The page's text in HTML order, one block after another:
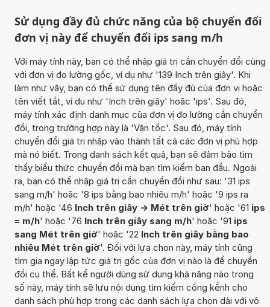
Sử dụng đầy đủ chức năng của bộ chuyển đổi
đơn vị này để chuyển đổi ips sang m/h
Với máy tính này, bạn có thể nhập giá trị cần chuyển đổi cùng
với đơn vị đo lường gốc, ví dụ như '139 Inch trên giây'. Khi
làm như vậy, bạn có thể sử dụng tên đầy đủ của đơn vị hoặc
tên viết tắt, ví dụ như 'Inch trên giây' hoặc 'ips'. Sau đó,
máy tính xác định danh mục của đơn vị đo lường cần chuyển
đổi, trong trường hợp này là 'Vận tốc'. Sau đó, máy tính
chuyển đổi giá trị nhập vào thành tất cả các đơn vị phù hợp
mà nó biết. Trong danh sách kết quả, bạn sẽ đảm bảo tìm
thấy biểu thức chuyển đổi mà bạn tìm kiếm ban đầu. Ngoài
ra, bạn có thể nhập giá trị cần chuyển đổi như sau: '31 ips
sang m/h' hoặc '8 ips bằng bao nhiêu m/h' hoặc '9 ips ra
m/h' hoặc '46 Inch trên giây -> Mét trên giờ' hoặc '61 ips
= m/h' hoặc '76 Inch trên giây sang m/h' hoặc '91 ips
sang Mét trên giờ' hoặc '22 Inch trên giây bằng bao
nhiêu Mét trên giờ'. Đối với lựa chọn này, máy tính cũng
tìm gia ngay lập tức giá trị gốc của đơn vị nào là để chuyển
đổi cụ thể. Bất kể người dùng sử dụng khả năng nào trong
số này, máy tính sẽ lưu nội dung tìm kiếm cồng kềnh cho
danh sách phù hợp trong các danh sách lựa chọn dài với vô